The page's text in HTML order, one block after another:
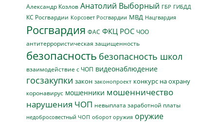
Александр Козлов Анатолий Выборный ГБР ГИБДД
КС Росгвардии Корсовет Росгвардии МВД Нацгвардия
Росгвардия ФАС ФКЦ РОС ЧОО
антитеррористическая защищенность
безопасность безопасность школ
взаимодействие с ЧОП видеонаблюдение
госзакупки закон законопроект конкурс на охрану
коронавирус мошенники мошенничество
нарушения ЧОП невыплата заработной платы
недобросовестный ЧОП оборот оружия оружие